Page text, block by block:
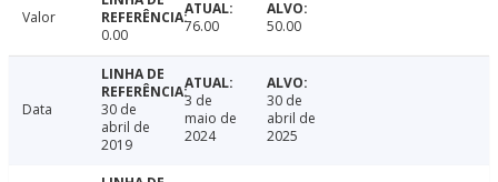
Valor
0.00
76.00 50.00
Data
30 de
abril de
2019
3 de
maio de
2024
30 de
abril de
2025